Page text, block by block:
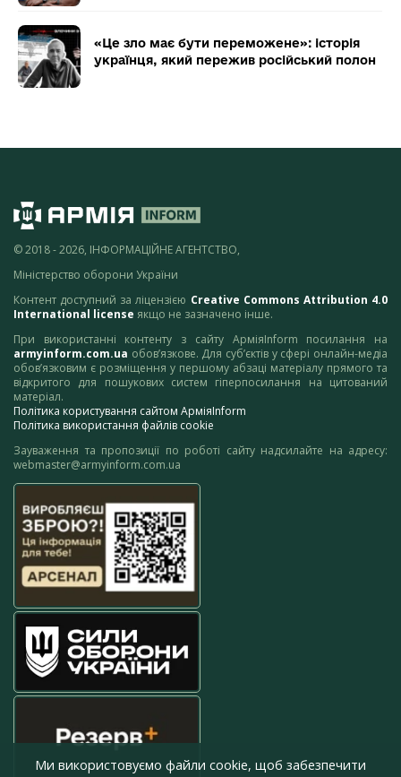
«Це зло має бути переможене»: історія
українця, який пережив російський полон
© 2018 - 2026, ІНФОРМАЦІЙНЕ АГЕНТСТВО,
Міністерство оборони України
Контент доступний за ліцензією Creative Commons Attribution 4.0
International license якщо не зазначено інше.
При використанні контенту з сайту АрміяInform посилання на
armyinform.com.ua обов’язкове. Для суб’єктів у сфері онлайн-медіа
обов’язковим є розміщення у першому абзаці матеріалу прямого та
відкритого для пошукових систем гіперпосилання на цитований
матеріал.
Політика користування сайтом АрміяInform
Політика використання файлів cookie
Зауваження та пропозиції по роботі сайту надсилайте на адресу:
webmaster@armyinform.com.ua
Ми використовуємо файли cookie, щоб забезпечити